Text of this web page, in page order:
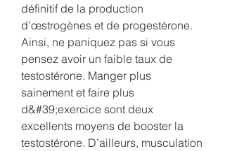
définitif de la production
d’œstrogènes et de progestérone.
Ainsi, ne paniquez pas si vous
pensez avoir un faible taux de
testostérone. Manger plus
sainement et faire plus
d&#39;exercice sont deux
excellents moyens de booster la
testostérone. D’ailleurs, musculation